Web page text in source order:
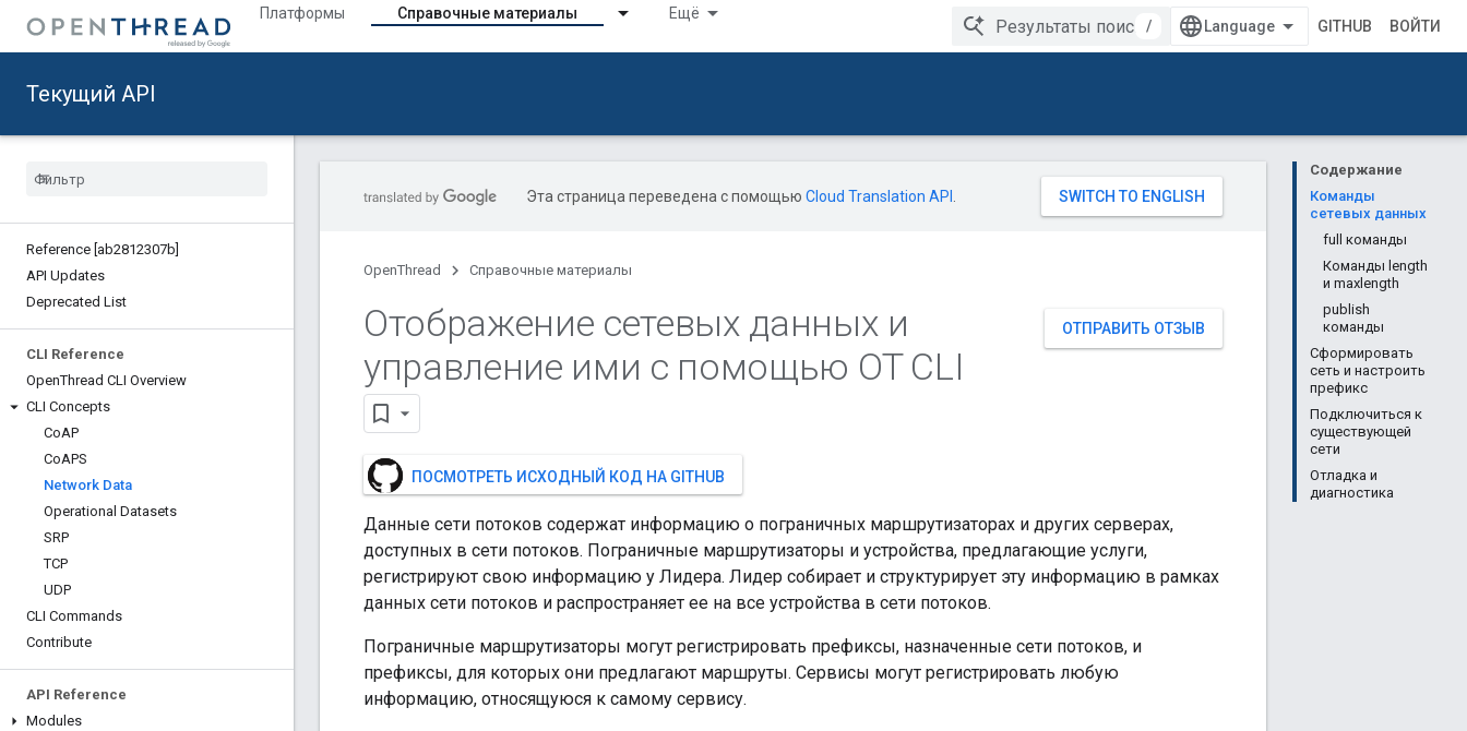
Платформы Справочные материалы Ещё
/ GITHUB ВОЙТИ
Текущий API
Reference [ab2812307b]
API Updates
Deprecated List
CLI Reference
OpenThread CLI Overview
CLI Concepts
CoAP
CoAPS
Network Data
Operational Datasets
SRP
TCP
UDP
CLI Commands
Contribute
API Reference
Modules
Содержание
Команды
сетевых данных
full команды
Команды length
и maxlength
publish
команды
Сформировать
сеть и настроить
префикс
Подключиться к
существующей
сети
Отладка и
диагностика
Эта страница переведена с помощью Cloud Translation API
OpenThread Справочные материалы
ОТПРАВИТЬ ОТЗЫВ
Отображение сетевых данных и
управление ими с помощью OT CLI
ПОСМОТРЕТЬ ИСХОДНЫЙ КОД НА GITHUB
Данные сети потоков содержат информацию о пограничных маршрутизаторах и других серверах,
доступных в сети потоков. Пограничные маршрутизаторы и устройства, предлагающие услуги,
регистрируют свою информацию у Лидера. Лидер собирает и структурирует эту информацию в рамках
данных сети потоков и распространяет ее на все устройства в сети потоков.
Пограничные маршрутизаторы могут регистрировать префиксы, назначенные сети потоков, и
префиксы, для которых они предлагают маршруты. Сервисы могут регистрировать любую
информацию, относящуюся к самому сервису.